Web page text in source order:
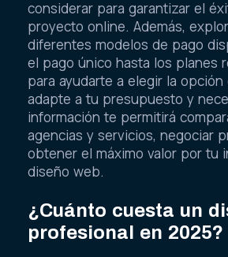
considerar para garantizar el
proyecto online. Además,
diferentes modelos de pago
el pago único hasta los planes
para ayudarte a elegir la
adapte a tu presupuesto y
información te permitirá
agencias y servicios, negociar
obtener el máximo valor por tu
diseño web.
¿Cuánto cuesta un
profesional en 2025?